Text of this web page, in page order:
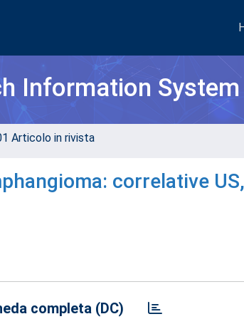
Information System
Articolo in rivista
correlative
completa (DC)